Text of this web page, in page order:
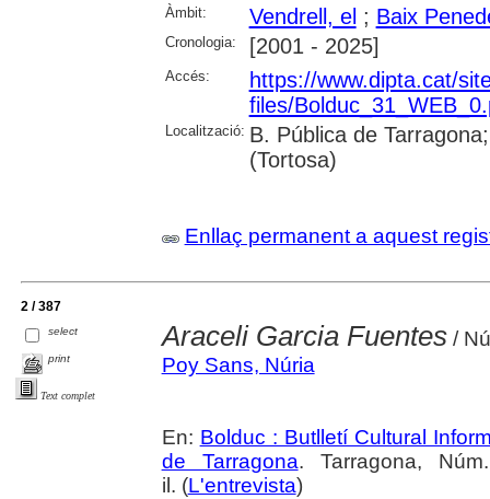
Àmbit: Vendrell, el ; Baix
Cronologia: [2001 - 2025]
Accés:
https://www.dipta.cat/
files/
Localització: B. Pública de
(Tortosa)
Enllaç permanent a aquest
2 / 387
select
print
Text complet
Araceli Garcia Fuentes/
Poy Sans, Núria
En: Bolduc : Butlletí Cultural
de Tarragona. Tarragona,
il. (L'entrevista)